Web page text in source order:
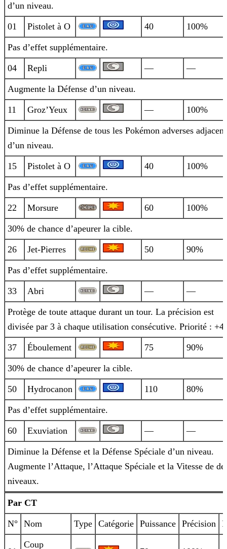
d’un niveau.
01 Pistolet à O 40 100%
Pas d’effet supplémentaire.
04 Repli — —
Augmente la Défense d’un niveau.
11 Groz’Yeux — 100%
Diminue la Défense de tous les Pokémon adverses
d’un niveau.
15 Pistolet à O 40 100%
Pas d’effet supplémentaire.
22 Morsure 60 100%
30% de chance d’apeurer la cible.
26 Jet-Pierres 50 90%
Pas d’effet supplémentaire.
33 Abri — —
Protège de toute attaque durant un tour. La précision est
divisée par 3 à chaque utilisation consécutive. Priorité : +4.
37 Éboulement 75 90%
30% de chance d’apeurer la cible.
50 Hydrocanon 110 80%
Pas d’effet supplémentaire.
60 Exuviation — —
Diminue la Défense et la Défense Spéciale d’un niveau.
Augmente l’Attaque, l’Attaque Spéciale et la Vitesse de
niveaux.
Par CT
N° Nom Type Catégorie Puissance Précision
Coup